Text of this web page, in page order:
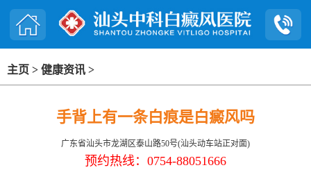
主页 > 健康资讯 >
手背上有一条白痕是白癜风吗
广东省汕头市龙湖区泰山路50号(汕头动车站正对面)
预约热线：0754-88051666